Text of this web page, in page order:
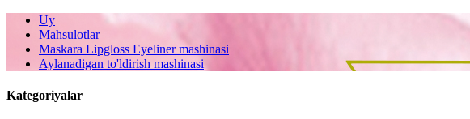
Uy
Mahsulotlar
Maskara Lipgloss Eyeliner mashinasi
Aylanadigan to'ldirish mashinasi
Kategoriyalar